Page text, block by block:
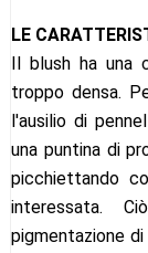
LE
Il blush ha una
troppo densa.
l'ausilio di
una puntina di
picchiettando
interessata.
pigmentazione